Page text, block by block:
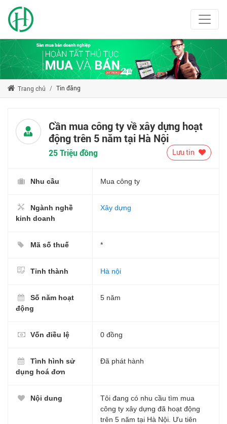
Trang chủ Tin đăng
Cần mua công ty về xây dựng hoạt
động trên 5 năm tại Hà Nội
25 Triệu đồng Lưu tin
Nhu cầu Mua công ty
Ngành nghề
kinh doanh
Xây dựng
Mã số thuế *
Tỉnh thành Hà nội
Số năm hoạt
động
5 năm
Vốn điều lệ 0 đồng
Tình hình sử
dụng hoá đơn
Đã phát hành
Nội dung
Tôi đang có nhu cầu tìm mua
công ty xây dựng đã hoạt động
trên 5 năm tại Hà Nội. Ưu tiên